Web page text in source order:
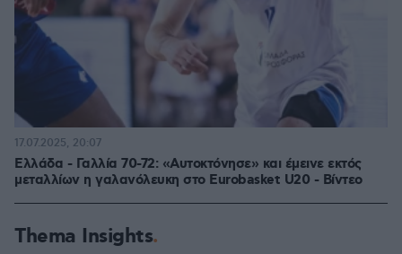
Ελλάδα - Γαλλία 70-72: «Αυτοκτόνησε» και έμεινε εκτός
μεταλλίων η γαλανόλευκη στο Eurobasket U20 - Βίντεο
17.07.2025, 20:07
Thema Insights